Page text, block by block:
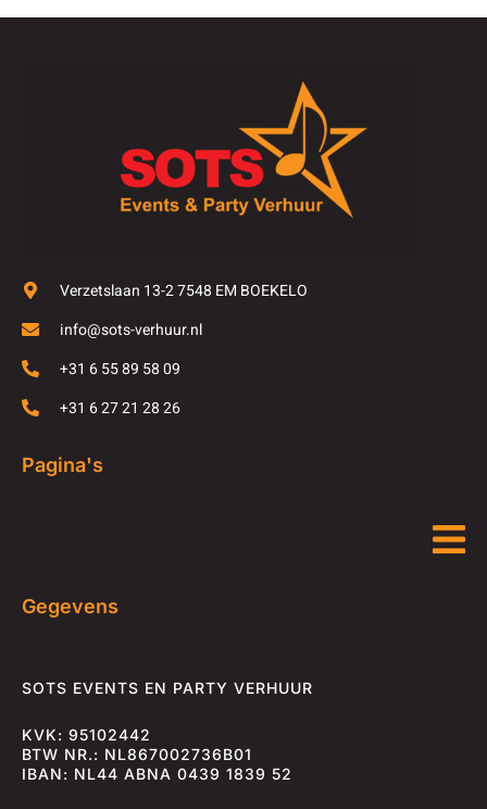
Verzetslaan 13-2 7548 EM BOEKELO
info@sots-verhuur.nl
+31 6 55 89 58 09
+31 6 27 21 28 26
Pagina's
Gegevens
SOTS EVENTS EN PARTY VERHUUR
KVK: 95102442
BTW NR.: NL867002736B01
IBAN: NL44 ABNA 0439 1839 52